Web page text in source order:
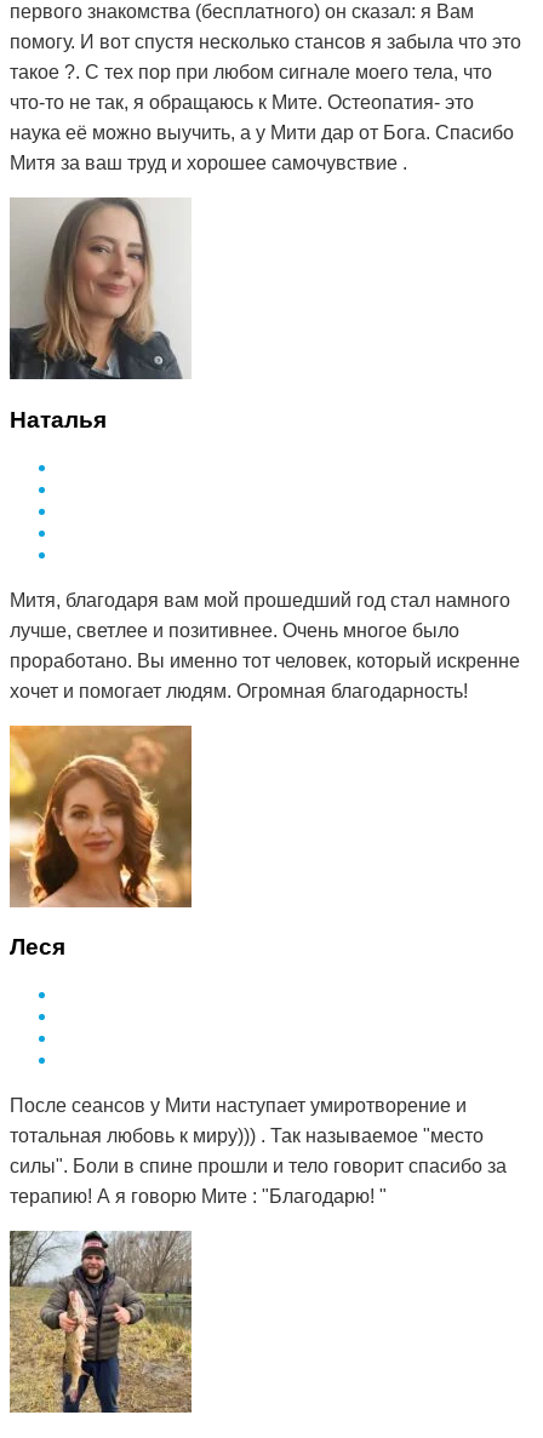
первого знакомства (бесплатного) он сказал: я Вам
помогу. И вот спустя несколько стансов я забыла что это
такое ?. С тех пор при любом сигнале моего тела, что
что-то не так, я обращаюсь к Мите. Остеопатия- это
наука её можно выучить, а у Мити дар от Бога. Спасибо
Митя за ваш труд и хорошее самочувствие .
Наталья
Митя, благодаря вам мой прошедший год стал намного
лучше, светлее и позитивнее. Очень многое было
проработано. Вы именно тот человек, который искренне
хочет и помогает людям. Огромная благодарность!
Леся
После сеансов у Мити наступает умиротворение и
тотальная любовь к миру))) . Так называемое "место
силы". Боли в спине прошли и тело говорит спасибо за
терапию! А я говорю Мите : "Благодарю! "